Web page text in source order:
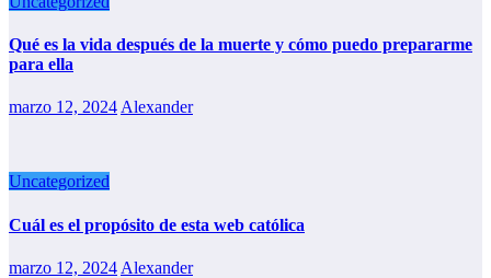
Qué es la vida después de la muerte y cómo puedo prepararme
para ella
marzo 12, 2024 Alexander
Uncategorized
Cuál es el propósito de esta web católica
marzo 12, 2024 Alexander